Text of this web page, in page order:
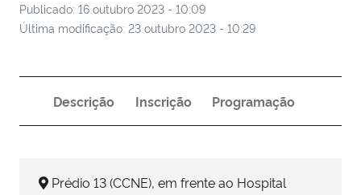
Ministério do Meio Ambiente
Ministério do Desenvolvimento Regional
Ministério da Mulher, da Família e dos Direitos Humanos
Publicado: 16 outubro 2023 - 10:09
Última modificação: 23 outubro 2023 - 10:29
Descrição Inscrição Programação
Prédio 13 (CCNE), em frente ao Hospital